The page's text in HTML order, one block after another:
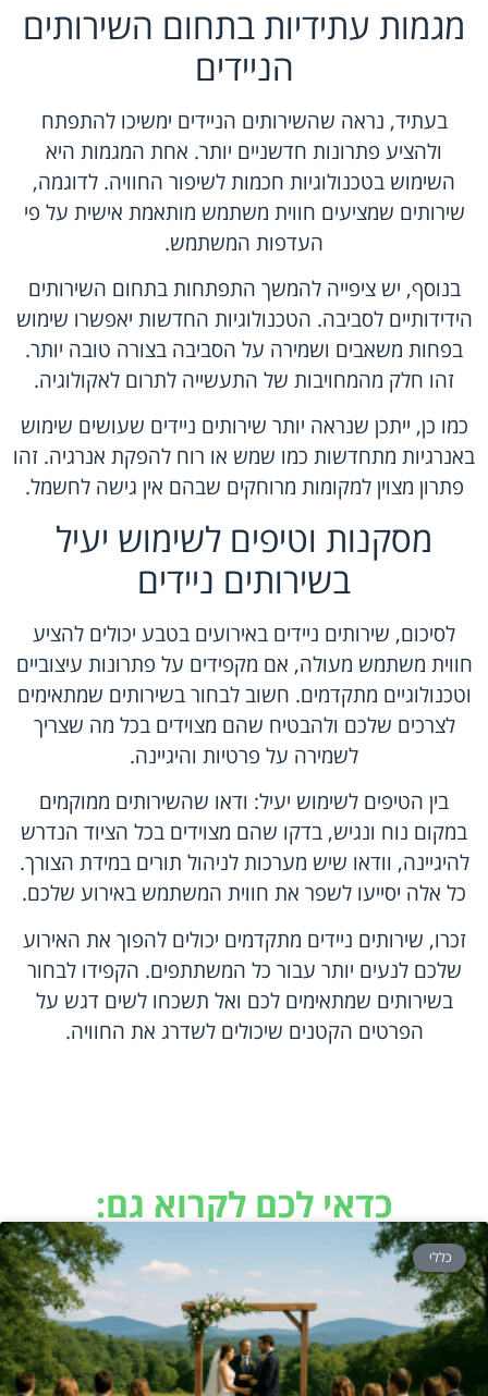
מגמות עתידיות בתחום השירותים
הניידים
בעתיד, נראה שהשירותים הניידים ימשיכו להתפתח
ולהציע פתרונות חדשניים יותר. אחת המגמות היא
השימוש בטכנולוגיות חכמות לשיפור החוויה. לדוגמה,
שירותים שמציעים חווית משתמש מותאמת אישית על פי
העדפות המשתמש.
בנוסף, יש ציפייה להמשך התפתחות בתחום השירותים
הידידותיים לסביבה. הטכנולוגיות החדשות יאפשרו שימוש
בפחות משאבים ושמירה על הסביבה בצורה טובה יותר.
זהו חלק מהמחויבות של התעשייה לתרום לאקולוגיה.
כמו כן, ייתכן שנראה יותר שירותים ניידים שעושים שימוש
באנרגיות מתחדשות כמו שמש או רוח להפקת אנרגיה. זהו
פתרון מצוין למקומות מרוחקים שבהם אין גישה לחשמל.
מסקנות וטיפים לשימוש יעיל
בשירותים ניידים
לסיכום, שירותים ניידים באירועים בטבע יכולים להציע
חווית משתמש מעולה, אם מקפידים על פתרונות עיצוביים
וטכנולוגיים מתקדמים. חשוב לבחור בשירותים שמתאימים
לצרכים שלכם ולהבטיח שהם מצוידים בכל מה שצריך
לשמירה על פרטיות והיגיינה.
בין הטיפים לשימוש יעיל: ודאו שהשירותים ממוקמים
במקום נוח ונגיש, בדקו שהם מצוידים בכל הציוד הנדרש
להיגיינה, וודאו שיש מערכות לניהול תורים במידת הצורך.
כל אלה יסייעו לשפר את חווית המשתמש באירוע שלכם.
זכרו, שירותים ניידים מתקדמים יכולים להפוך את האירוע
שלכם לנעים יותר עבור כל המשתתפים. הקפידו לבחור
בשירותים שמתאימים לכם ואל תשכחו לשים דגש על
הפרטים הקטנים שיכולים לשדרג את החוויה.
כדאי לכם לקרוא גם:
כללי